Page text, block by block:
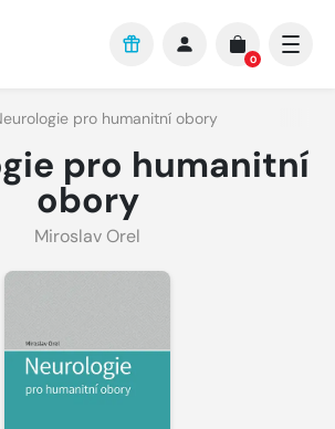
0
pro humanitní obory
pro humanitní
obory
Miroslav Orel